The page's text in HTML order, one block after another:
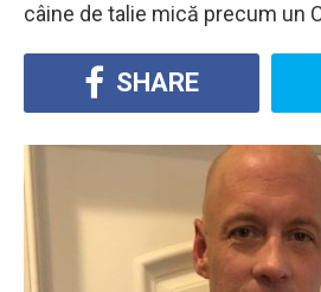
câine de talie mică precum un
SHARE